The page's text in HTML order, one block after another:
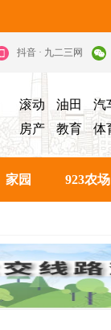
抖音 · 九二三网
滚动 油田
汽
房产
教育 体
家园 923农场